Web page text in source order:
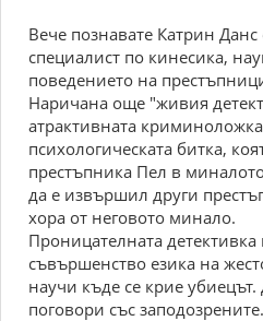
Вече познавате Катрин
специалист по кинесика,
поведението на
Наричана още "живия
атрактивната
психологическата битка,
престъпника Пел в
да е извършил други
хора от неговото минало.
Проницателната детективка
съвършенство езика на
научи къде се крие
поговори със заподозрените.